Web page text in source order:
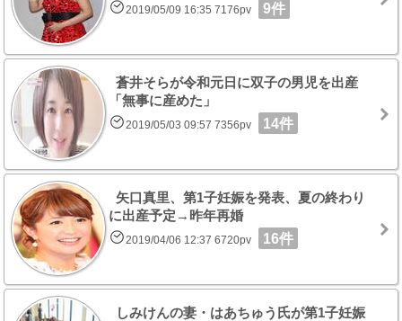
2019/05/09 16:35 7176pv 9件
蒼井そらが令和元日に双子の男児を出産
「無事に産めた」
2019/05/03 09:57 7356pv 14件
矢口真里、第1子妊娠を発表、夏の終わり
に出産予定→昨年再婚
2019/04/06 12:37 6720pv 16件
しみけんの妻・はあちゅう氏が第1子妊娠